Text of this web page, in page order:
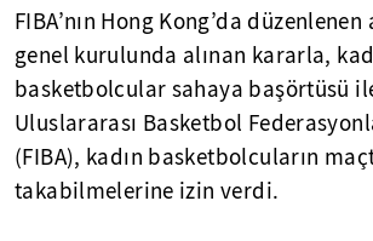
FIBA’nın Hong Kong’da
genel kurulunda alınan kararla,
basketbolcular sahaya başörtüsü
Uluslararası Basketbol
(FIBA), kadın basketbolcuların
takabilmelerine izin verdi.